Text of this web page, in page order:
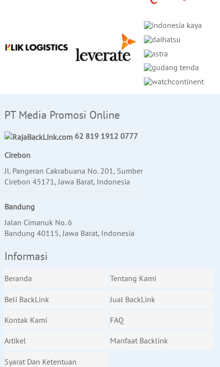
PT Media Promosi Online
62 819 1912 0777
Cirebon
Jl. Pangeran Cakrabuana No. 201, Sumber
Cirebon 45171, Jawa Barat, Indonesia
Bandung
Jalan Cimanuk No. 6
Bandung 40115, Jawa Barat, Indonesia
Informasi
Beranda Tentang Kami
Beli BackLink Jual BackLink
Kontak Kami FAQ
Artikel Manfaat Backlink
Syarat Dan Ketentuan